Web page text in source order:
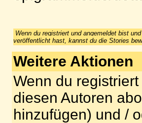
Wenn du registriert und angemeldet bist
veröffentlicht hast, kannst du die Stories
Weitere Aktionen
Wenn du
diesen Autoren
hinzufügen) und /